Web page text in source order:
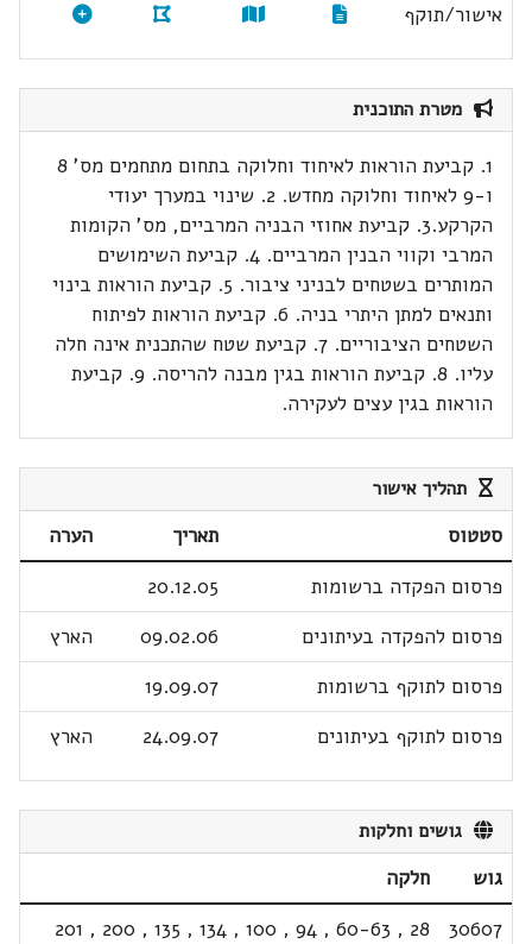
אישור/תוקף
מטרת התוכנית
1. קביעת הוראות לאיחוד וחלוקה בתחום מתחמים מס' 8
ו-9 לאיחוד וחלוקה מחדש. 2. שינוי במערך יעודי
הקרקע.3. קביעת אחוזי הבניה המרביים, מס' הקומות
המרבי וקווי הבנין המרביים. 4. קביעת השימושים
המותרים בשטחים לבניני ציבור. 5. קביעת הוראות בינוי
ותנאים למתן היתרי בניה. 6. קביעת הוראות לפיתוח
השטחים הציבוריים. 7. קביעת שטח שהתכנית אינה חלה
עליו. 8. קביעת הוראות בגין מבנה להריסה. 9. קביעת
הוראות בגין עצים לעקירה.
תהליך אישור
סטטוס תאריך
הערה
פרסום הפקדה ברשומות
20.12.05
פרסום להפקדה בעיתונים
09.02.06
הארץ
פרסום לתוקף ברשומות
19.09.07
פרסום לתוקף בעיתונים
24.09.07 הארץ
גושים וחלקות
גוש
חלקה
30607
28
,
60-63
,
94
,
100
,
134
,
135
,
200
,
201